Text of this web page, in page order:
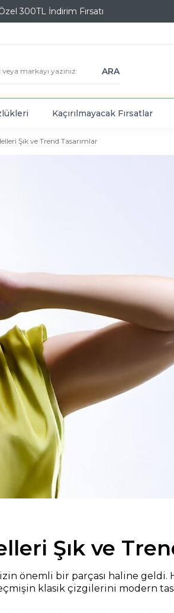
300TL İndirim Fırsatı
ARA
Kaçırılmayacak Fırsatlar
Şık ve Trend Tasarımlar
Şık ve
önemli bir parçası haline geldi.
klasik çizgilerini modern